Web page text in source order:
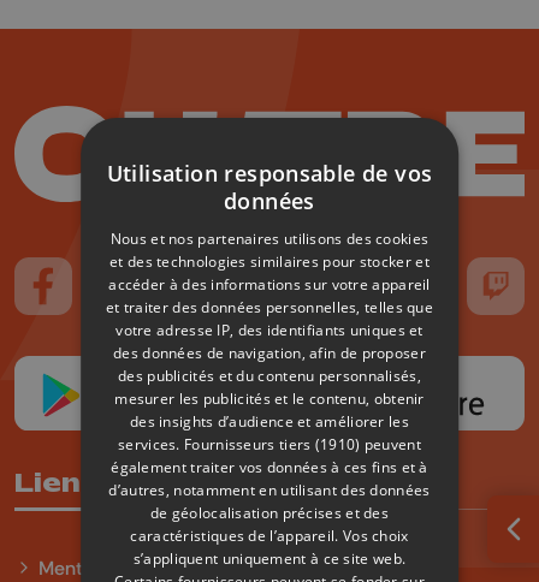
Suivez-nous sur FaceBook
Suivez-nous sur Instagram
Suivez-nous sur TikTokSuivez-nous sur YouTube
Suivez-nous
Liens utiles
Mentions légales
Utilisation responsable de vos
données
Nous et nos partenaires utilisons des cookies
et des technologies similaires pour stocker et
accéder à des informations sur votre appareil
et traiter des données personnelles, telles que
votre adresse IP, des identifiants uniques et
des données de navigation, afin de proposer
des publicités et du contenu personnalisés,
mesurer les publicités et le contenu, obtenir
des insights d’audience et améliorer les
services. Fournisseurs tiers (1910) peuvent
également traiter vos données à ces fins et à
d’autres, notamment en utilisant des données
de géolocalisation précises et des
caractéristiques de l’appareil. Vos choix
s’appliquent uniquement à ce site web.